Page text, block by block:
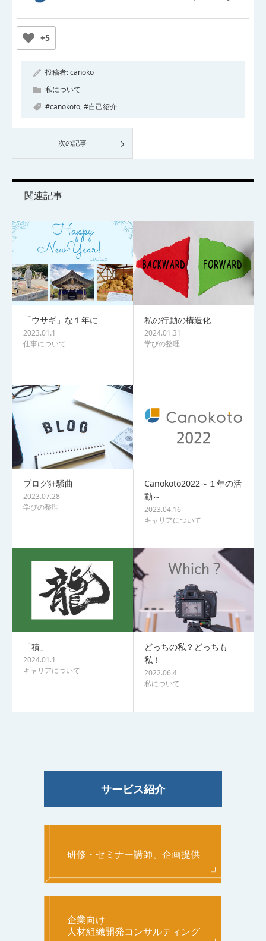
+5
投稿者:canoko
私について
#canokoto,#自己紹介
次の記事
関連記事
「ウサギ」な１年に
2023.01.1
仕事について
私の行動の構造化
2024.01.31
学びの整理
ブログ狂騒曲
2023.07.28
学びの整理
Canokoto2022～１年の活
動～
2023.04.16
キャリアについて
「積」
2024.01.1
キャリアについて
どっちの私？どっちも
私！
2022.06.4
私について
サービス紹介
研修・セミナー講師、企画提供
企業向け
人材組織開発コンサルティング